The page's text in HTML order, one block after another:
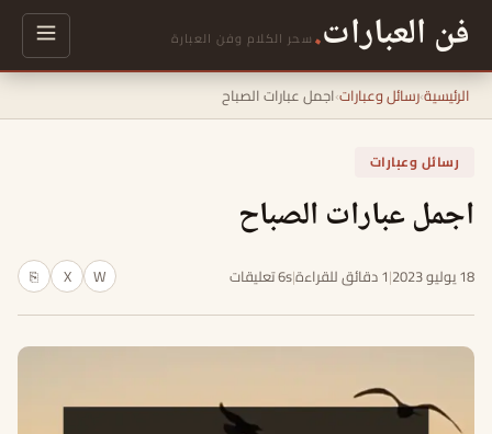
فن العبارات. سحر الكلام وفن العبارة
الرئيسية›رسائل وعبارات›اجمل عبارات الصباح
رسائل وعبارات
اجمل عبارات الصباح
18 يوليو 2023 |1 دقائق للقراءة |6s تعليقات W
X
⎘